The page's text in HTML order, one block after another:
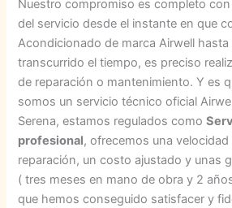
Nuestro compromiso es completo
del servicio desde el instante en que
Acondicionado de marca Airwell
transcurrido el tiempo, es preciso
de reparación o mantenimiento. Y es
somos un servicio técnico oficial
Serena, estamos regulados como
profesional, ofrecemos una velocidad
reparación, un costo ajustado y unas
( tres meses en mano de obra y 2
que hemos conseguido satisfacer y